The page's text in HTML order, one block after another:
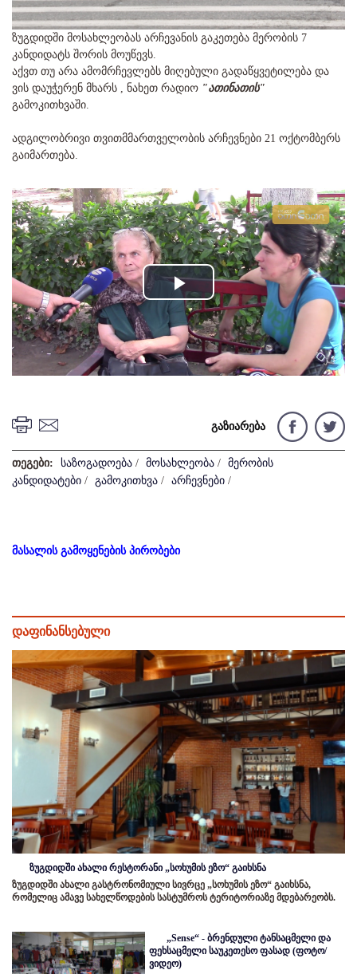
ზუგდიდში მოსახლეობას არჩევანის გაკეთება მერობის 7
კანდიდატს შორის მოუწევს.
აქვთ თუ არა ამომრჩევლებს მიღებული გადაწყვეტილება და
ვის დაუჭერენ მხარს , ნახეთ რადიო "ათინათის"
გამოკითხვაში.
ადგილობრივი თვითმმართველობის არჩევნები 21 ოქტომბერს
გაიმართება.
Play
Video
გაზიარება
თეგები: საზოგადოება / მოსახლეობა / მერობის
კანდიდატები / გამოკითხვა / არჩევნები /
მასალის გამოყენების პირობები
დაფინანსებული
ზუგდიდში ახალი რესტორანი „სოხუმის ეზო“ გაიხსნა
ზუგდიდში ახალი გასტრონომიული სივრცე „სოხუმის ეზო“ გაიხსნა,
რომელიც ამავე სახელწოდების სასტუმროს ტერიტორიაზე მდებარეობს.
„Sense“ - ბრენდული ტანსაცმელი და
ფეხსაცმელი საუკეთესო ფასად (ფოტო/
ვიდეო)